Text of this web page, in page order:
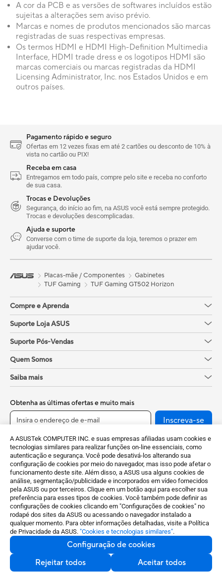
A ASUSTek COMPUTER INC. e suas empresas afiliadas usam cookies e
tecnologias similares para realizar funções on-line essenciais, como
autenticação e segurança. Você pode desativá-los alterando sua
configuração de cookies por meio do navegador, mas isso pode afetar o
funcionamento deste site. Além disso, a ASUS usa alguns cookies de
análise, segmentação/publicidade e incorporados em vídeo fornecidos
pela ASUS ou por terceiros. Clique em um botão aqui para escolher sua
preferência para esses tipos de cookies. Você também pode definir as
configurações de cookies clicando em "Configurações de cookies" no
rodapé dos sites da ASUS ou acessando o navegador instalado a
qualquer momento. Para obter informações detalhadas, visite a Política
de Privacidade da ASUS. "Cookies e tecnologias similares".
Configuração de cookies
Rejeitar todos
Aceitar todos
A cor da PCB e as versões de softwares incluídos estão
sujeitas a alterações sem aviso prévio.
Marcas e nomes de produtos mencionados são marcas
registradas de suas respectivas empresas.
Os termos HDMI e HDMI High-Definition Multimedia
Interface, HDMI trade dress e os logotipos HDMI são
marcas comerciais ou marcas registradas da HDMI
Licensing Administrator, Inc. nos Estados Unidos e em
outros países.
Pagamento rápido e seguro
Ofertas em 12 vezes fixas em até 2 cartões ou desconto de 10% à
vista no cartão ou PIX!
Receba em casa
Entregamos em todo país, compre pelo site e receba no conforto
de sua casa.
Trocas e Devoluções
Segurança, do início ao fim, na ASUS você está sempre protegido.
Trocas e devoluções descomplicadas.
Ajuda e suporte
Converse com o time de suporte da loja, teremos o prazer em
ajudar você.
Placas-mãe / Componentes
Gabinetes
TUF Gaming
TUF Gaming GT502 Horizon
Compre e Aprenda
Suporte Loja ASUS
Suporte Pós-Vendas
Quem Somos
Saiba mais
Obtenha as últimas ofertas e muito mais
Inscreva-se
Brazil / Português
©ASUSTeK Computer Inc. Todos os direitos reservados. | ACBZ
Imp. e Com. Ltda. CNPJ: 09.509.531/0009-36 - V AC Norte, KM
38 nº 420 - Empresarial Gato Preto – Cajamar SP - 07789-100
Aviso de Termos de Uso
Política de Privacidade